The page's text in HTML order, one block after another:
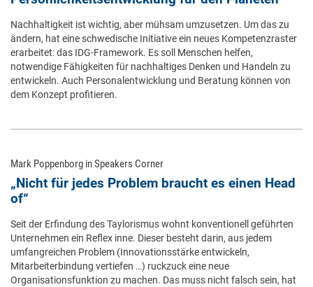
Nachhaltigkeit ist wichtig, aber mühsam umzusetzen. Um das zu
ändern, hat eine schwedische Initiative ein neues Kompetenzraster
erarbeitet: das IDG-Framework. Es soll Menschen helfen,
notwendige Fähigkeiten für nachhaltiges Denken und Handeln zu
entwickeln. Auch Personalentwicklung und Beratung können von
dem Konzept profitieren.
Mark Poppenborg in Speakers Corner
„Nicht für jedes Problem braucht es einen Head
of“
Seit der Erfindung des Taylorismus wohnt konventionell geführten
Unternehmen ein Reflex inne. Dieser besteht darin, aus jedem
umfangreichen Problem (Innovationsstärke entwickeln,
Mitarbeiterbindung vertiefen …) ruckzuck eine neue
Organisationsfunktion zu machen. Das muss nicht falsch sein, hat